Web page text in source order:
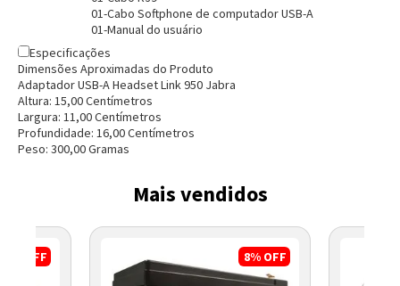
01-Cabo Softphone de computador USB-A
01-Manual do usuário
Especificações
Dimensões Aproximadas do Produto
Adaptador USB-A Headset Link 950 Jabra
Altura: 15,00Centímetros
Largura: 11,00Centímetros
Profundidade: 16,00Centímetros
Peso: 300,00Gramas
Mais vendidos
OFF 8% OFF